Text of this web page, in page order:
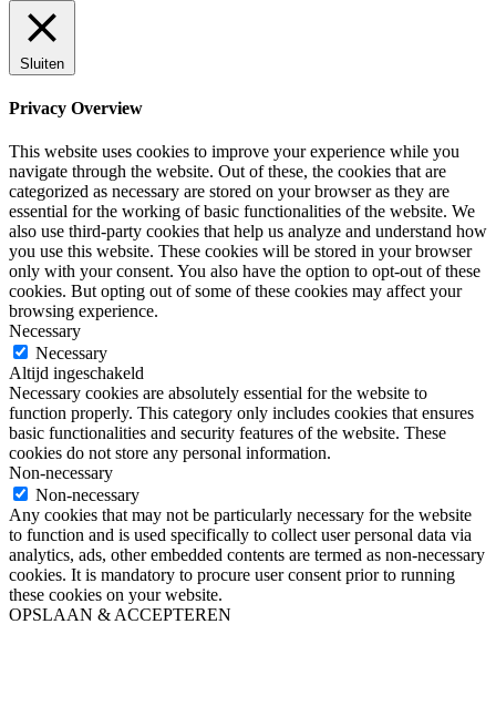
Sluiten
Privacy Overview
This website uses cookies to improve your experience while you
navigate through the website. Out of these, the cookies that are
categorized as necessary are stored on your browser as they are
essential for the working of basic functionalities of the website. We
also use third-party cookies that help us analyze and understand how
you use this website. These cookies will be stored in your browser
only with your consent. You also have the option to opt-out of these
cookies. But opting out of some of these cookies may affect your
browsing experience.
Necessary
Necessary
Altijd ingeschakeld
Necessary cookies are absolutely essential for the website to
function properly. This category only includes cookies that ensures
basic functionalities and security features of the website. These
cookies do not store any personal information.
Non-necessary
Non-necessary
Any cookies that may not be particularly necessary for the website
to function and is used specifically to collect user personal data via
analytics, ads, other embedded contents are termed as non-necessary
cookies. It is mandatory to procure user consent prior to running
these cookies on your website.
OPSLAAN & ACCEPTEREN